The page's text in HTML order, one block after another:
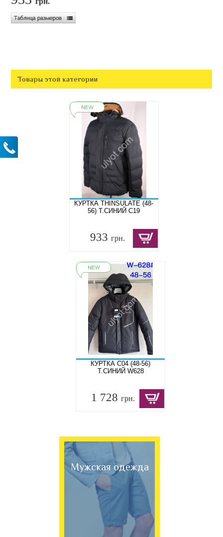
Товары этой категории
КУРТКА THINSULATE (48-
56) Т.СИНИЙ C19
933 грн.
КУРТКА C04 (48-56)
Т.СИНИЙ W628
1 728грн.
Мужская одежда